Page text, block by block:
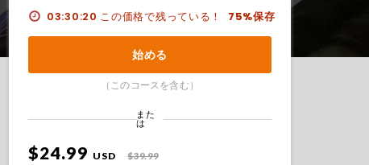
03:30:18 この価格で残っている！ 75%保存
始める
（このコースを含む）
また
は
$24.99 USD $39.99